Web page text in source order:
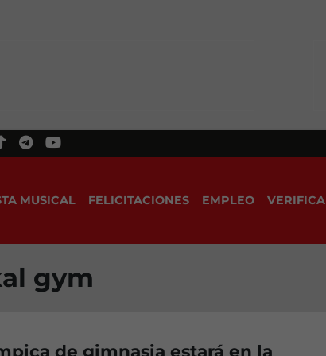
MUSICAL FELICITACIONES EMPLEO VERIFICA
gym
de gimnasia estará en la